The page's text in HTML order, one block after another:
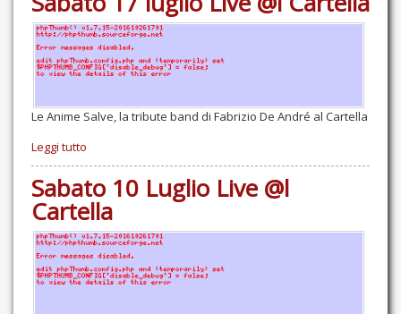
Le Anime Salve, la tribute band di Fabrizio De André al Cartella
Leggi tutto
Sabato 10 Luglio Live @l
Cartella